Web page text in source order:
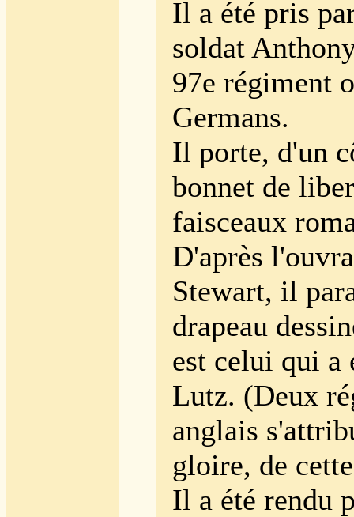
Il a été pris
soldat
97e régiment
Germans.
Il porte, d'un
bonnet de
faisceaux
D'après
Stewart, il
drapeau
est celui qui a
Lutz. (Deux
anglais
gloire, de
Il a été rendu